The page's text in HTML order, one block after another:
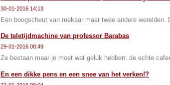
30-01-2016 14:13
Een boogscheut van mekaar maar twee andere
De teletijdmachine van professor Barabas
29-01-2016 08:49
Ze bestaan maar je moet wat geluk hebben: de echte
En een dikke pens en een snee van het verken!?